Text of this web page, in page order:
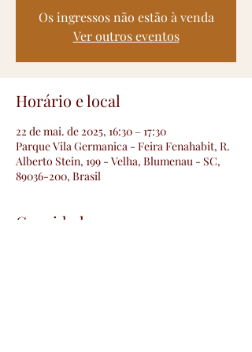
Os ingressos não estão à venda
Ver outros eventos
Horário e local
22 de mai. de 2025, 16:30 – 17:30
Parque Vila Germanica - Feira Fenahabit, R.
Alberto Stein, 199 - Velha, Blumenau - SC,
89036-200, Brasil
Convidados